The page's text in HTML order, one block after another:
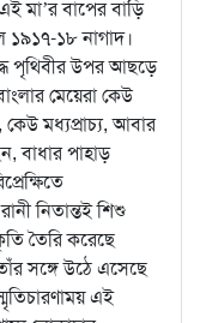
মা’র বাপের বাড়ি
১৯১৭-১৮ নাগাদ।
পৃথিবীর উপর আছড়ে
মেয়েরা কেউ
কেউ মধ্যপ্রাচ্য, আবার
বাধার পাহাড়
নিতান্তই শিশু
তৈরি করেছে
সঙ্গে উঠে এসেছে
এই